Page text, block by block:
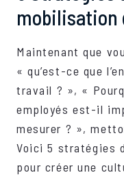
mobilisation
Maintenant que
« qu’est-ce que
travail ? », «
employés est-il
mesurer ? »,
Voici 5 stratégies
pour créer une